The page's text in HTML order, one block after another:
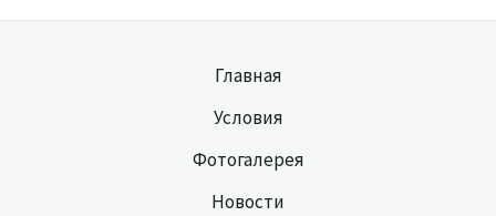
Главная
Условия
Фотогалерея
Новости